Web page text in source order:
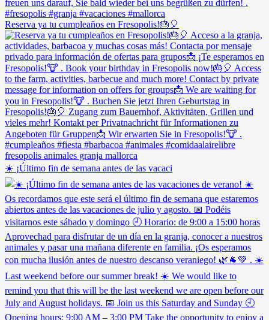
Reserva ya tu cumpleaños en Fresopolis!🎂🎈
☀️ ¡Último fin de semana antes de las vacaci